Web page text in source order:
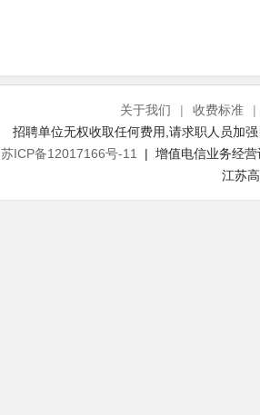
关于我们 | 收费标准 |
招聘单位无权收取任何费用,请求职人员加
苏ICP备12017166号-11
| 增值电信业务经
江苏